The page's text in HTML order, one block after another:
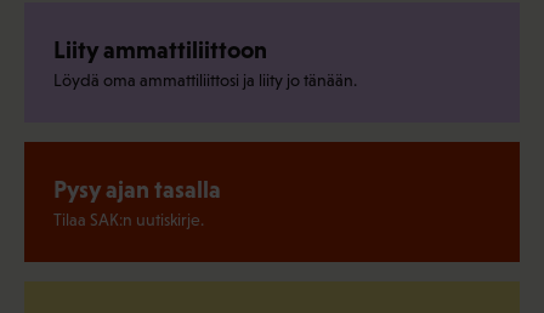
Liity ammattiliittoon
Löydä oma ammattiliittosi ja liity jo tänään.
Pysy ajan tasalla
Tilaa SAK:n uutiskirje.